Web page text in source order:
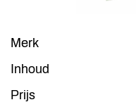
Merk
Inhoud
Prijs